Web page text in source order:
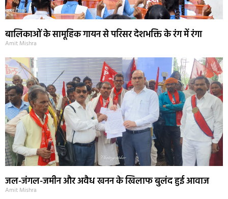
बालिकाओं के सामूहिक गायन से परिसर देशभक्ति के रंग में रंगा
Amit Mishra
जल-जंगल-जमीन और अवैध खनन के खिलाफ बुलंद हुई आवाज
Amit Mishra